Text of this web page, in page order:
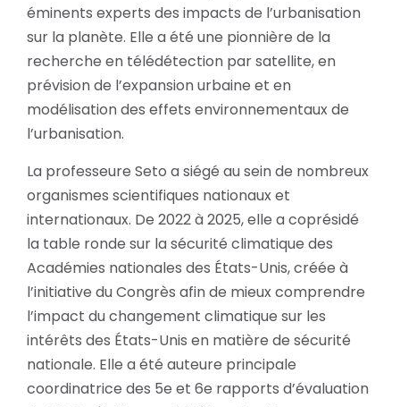
éminents experts des impacts de l’urbanisation
sur la planète. Elle a été une pionnière de la
recherche en télédétection par satellite, en
prévision de l’expansion urbaine et en
modélisation des effets environnementaux de
l’urbanisation.
La professeure Seto a siégé au sein de nombreux
organismes scientifiques nationaux et
internationaux. De 2022 à 2025, elle a coprésidé
la table ronde sur la sécurité climatique des
Académies nationales des États-Unis, créée à
l’initiative du Congrès afin de mieux comprendre
l’impact du changement climatique sur les
intérêts des États-Unis en matière de sécurité
nationale. Elle a été auteure principale
coordinatrice des 5e et 6e rapports d’évaluation